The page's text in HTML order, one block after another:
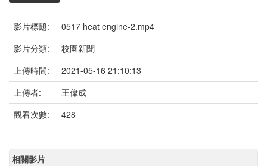
影片標題:
0517 heat engine-2.mp4
影片分類:
校園新聞
上傳時間:
2021-05-16 21:10:13
上傳者:
王偉成
觀看次數:
428
相關影片